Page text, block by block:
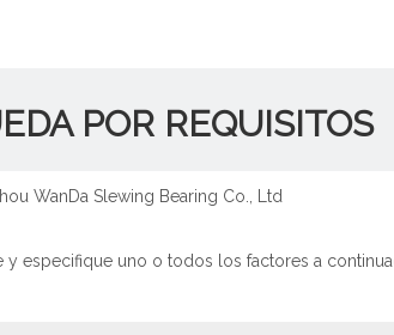
POR REQUISITOS
WanDa Slewing Bearing Co., Ltd
especifique uno o todos los factores a